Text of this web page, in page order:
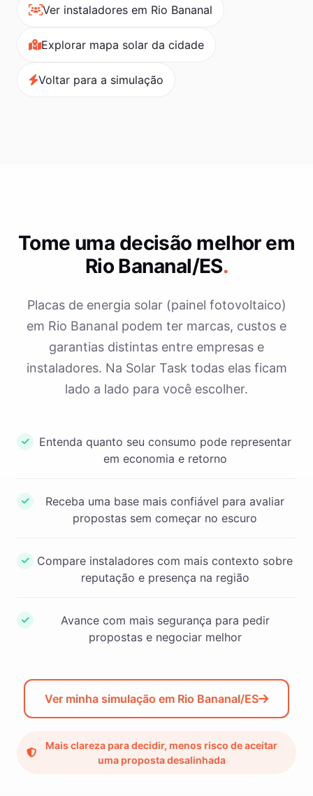
Ver instaladores em Rio Bananal
Explorar mapa solar da cidade
Voltar para a simulação
Tome uma decisão melhor em
Rio Bananal/ES.
Placas de energia solar (painel fotovoltaico)
em Rio Bananal podem ter marcas, custos e
garantias distintas entre empresas e
instaladores. Na Solar Task todas elas ficam
lado a lado para você escolher.
Entenda quanto seu consumo pode representar
em economia e retorno
Receba uma base mais confiável para avaliar
propostas sem começar no escuro
Compare instaladores com mais contexto sobre
reputação e presença na região
Avance com mais segurança para pedir
propostas e negociar melhor
Ver minha simulação em Rio Bananal/ES
Mais clareza para decidir, menos risco de aceitar
uma proposta desalinhada